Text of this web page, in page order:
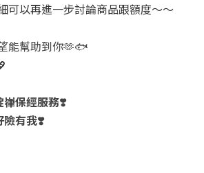
可以再進一步討論商品跟額度～～
能幫助到你🫶🐟
嵂保經服務❣️
險有我❣️